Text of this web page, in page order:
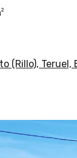
(Rillo), Teruel,